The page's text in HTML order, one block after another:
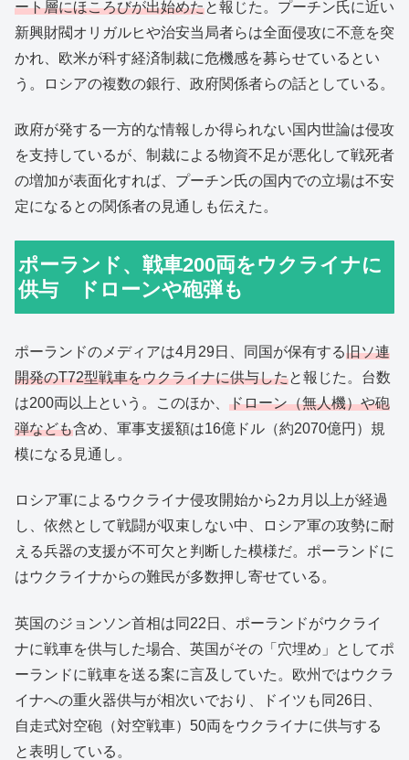
ート層にほころびが出始めたと報じた。プーチン氏に近い
新興財閥オリガルヒや治安当局者らは全面侵攻に不意を突
かれ、欧米が科す経済制裁に危機感を募らせているとい
う。ロシアの複数の銀行、政府関係者らの話としている。
政府が発する一方的な情報しか得られない国内世論は侵攻
を支持しているが、制裁による物資不足が悪化して戦死者
の増加が表面化すれば、プーチン氏の国内での立場は不安
定になるとの関係者の見通しも伝えた。
ポーランド、戦車200両をウクライナに
供与 ドローンや砲弾も
ポーランドのメディアは4月29日、同国が保有する旧ソ連
開発のT72型戦車をウクライナに供与したと報じた。台数
は200両以上という。このほか、 ドローン（無人機）や砲
弾なども含め、軍事支援額は16億ドル（約2070億円）規
模になる見通し。
ロシア軍によるウクライナ侵攻開始から2カ月以上が経過
し、依然として戦闘が収束しない中、ロシア軍の攻勢に耐
える兵器の支援が不可欠と判断した模様だ。ポーランドに
はウクライナからの難民が多数押し寄せている。
英国のジョンソン首相は同22日、ポーランドがウクライ
ナに戦車を供与した場合、英国がその「穴埋め」としてポ
ーランドに戦車を送る案に言及していた。欧州ではウクラ
イナへの重火器供与が相次いでおり、ドイツも同26日、
自走式対空砲（対空戦車）50両をウクライナに供与する
と表明している。